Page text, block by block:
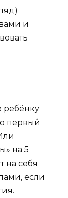
и
ребёнку
первый
на 5
на себя
если